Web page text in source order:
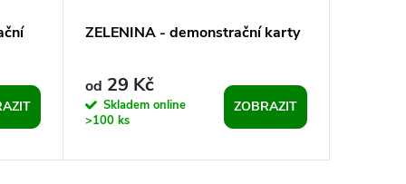
ZELENINA - demonstrační karty
od 29 Kč
Skladem online
>100 ks
ZOBRAZIT